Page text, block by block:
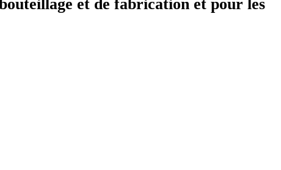
et de fabrication et pour les